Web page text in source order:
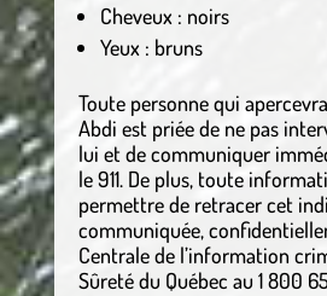
Cheveux : noirs
Yeux : bruns
Toute personne qui
Abdi est priée de ne pas
lui et de communiquer
le 911. De plus, toute
permettre de retracer cet
communiquée,
Centrale de l’information
Sûreté du Québec au 1 800